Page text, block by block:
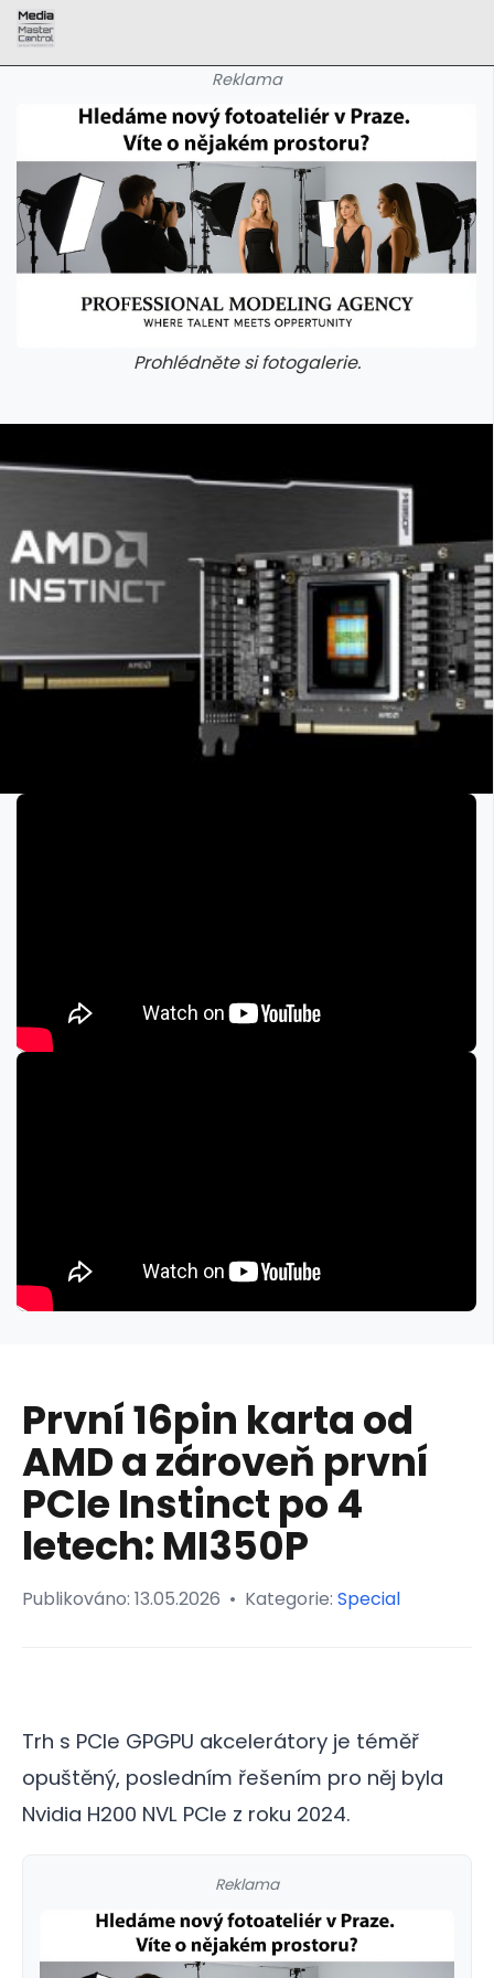
Reklama
Prohlédněte si fotogalerie.
První 16pin karta od
AMD a zároveň první
PCIe Instinct po 4
letech: MI350P
Publikováno: 13.05.2026 • Kategorie: Special
Trh s PCIe GPGPU akcelerátory je téměř
opuštěný, posledním řešením pro něj byla
Nvidia H200 NVL PCIe z roku 2024.
Reklama